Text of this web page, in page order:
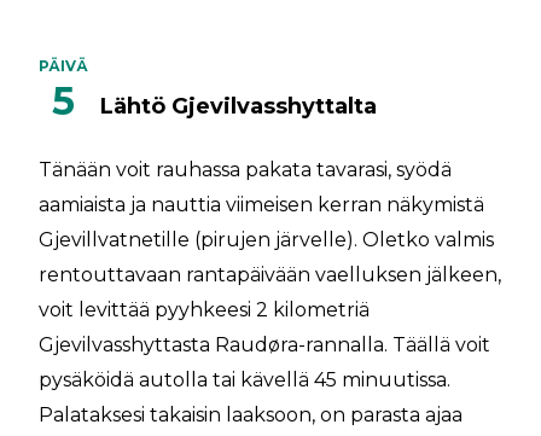
PÄIVÄ
5 Lähtö Gjevilvasshyttalta
Tänään voit rauhassa pakata tavarasi, syödä
aamiaista ja nauttia viimeisen kerran näkymistä
Gjevillvatnetille (pirujen järvelle). Oletko valmis
rentouttavaan rantapäivään vaelluksen jälkeen,
voit levittää pyyhkeesi 2 kilometriä
Gjevilvasshyttasta Raudøra-rannalla. Täällä voit
pysäköidä autolla tai kävellä 45 minuutissa.
Palataksesi takaisin laaksoon, on parasta ajaa